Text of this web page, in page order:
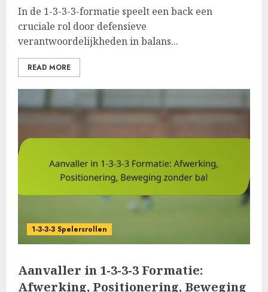
In de 1-3-3-3-formatie speelt een back een
cruciale rol door defensieve
verantwoordelijkheden in balans...
READ MORE
1-3-3-3 Spelersrollen
Aanvaller in 1-3-3-3 Formatie:
Afwerking, Positionering, Beweging